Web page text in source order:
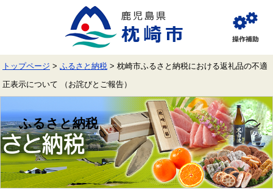
で
す。
ば
し
文
へ
覧
補
助
トップページ > ふるさと納税 > 枕崎市ふるさと納税における返礼品の不適
正表示について （お詫びとご報告）
ふるさと納税